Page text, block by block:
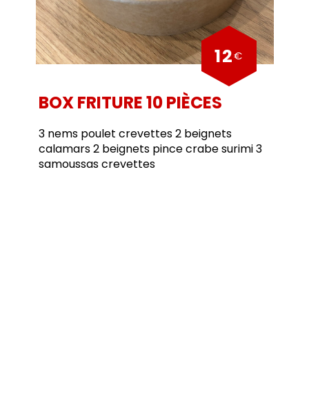
BOX FRITURE 10 PIÈCES
3 nems poulet crevettes 2 beignets
calamars 2 beignets pince crabe surimi 3
samoussas crevettes
12€